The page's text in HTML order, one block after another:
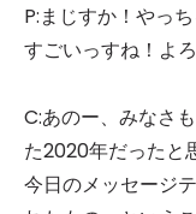
P:まじすか！やっ
すごいっすね！よ
C:あのー、みなさ
た2020年だったと
今日のメッセージ